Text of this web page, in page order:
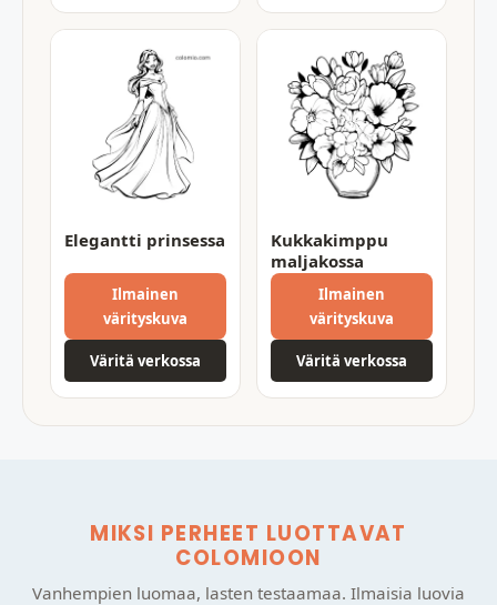
Elegantti prinsessa
Ilmainen
värityskuva
Väritä verkossa
Kukkakimppu
maljakossa
Ilmainen
värityskuva
Väritä verkossa
MIKSI PERHEET LUOTTAVAT
COLOMIOON
Vanhempien luomaa, lasten testaamaa. Ilmaisia luovia